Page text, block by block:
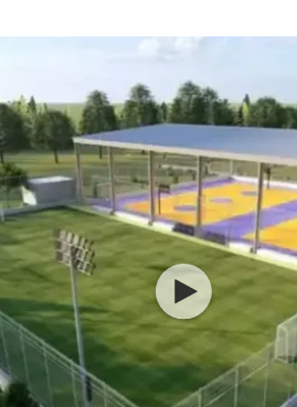
הפועל תל אביב
הפועל באר שבע
בני יהודה
ליגה סינית
ליגות נוספות